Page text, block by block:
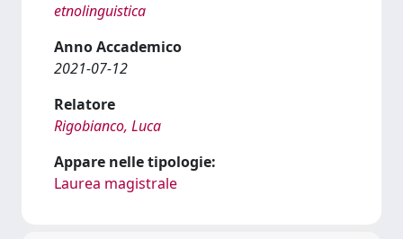
etnolinguistica
Anno Accademico
2021-07-12
Relatore
Rigobianco, Luca
Appare nelle tipologie:
Laurea magistrale